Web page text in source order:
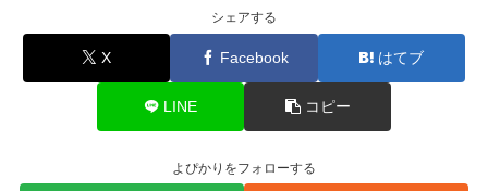
シェアする
X Facebook はてブ
LINE コピー
よぴかりをフォローする